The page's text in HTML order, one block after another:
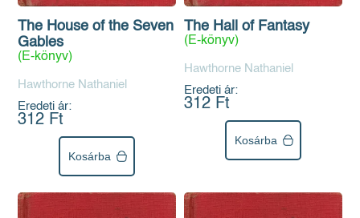
The House of the Seven
Gables
(E-könyv)
Hawthorne Nathaniel
Eredeti ár:
312 Ft
Kosárba
The Hall of Fantasy
(E-könyv)
Hawthorne Nathaniel
Eredeti ár:
312 Ft
Kosárba